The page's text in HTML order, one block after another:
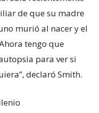
de que su madre
murió al nacer y el
tengo que
para ver si
declaró Smith.